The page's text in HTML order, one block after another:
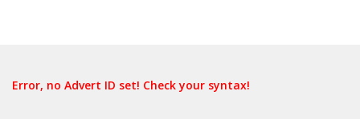
Error, no Advert ID set! Check your syntax!